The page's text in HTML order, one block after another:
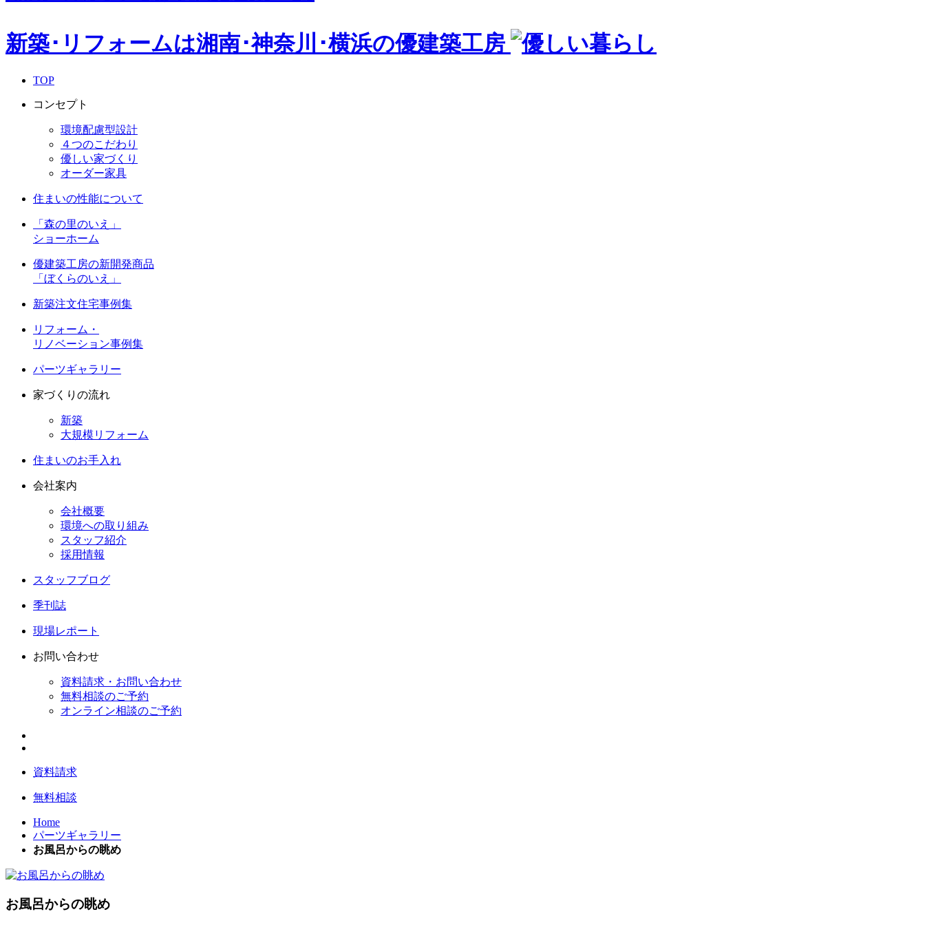
新築･リフォームは湘南･神奈川･横浜の優建築工房
TOP
コンセプト
環境配慮型設計
４つのこだわり
優しい家づくり
オーダー家具
住まいの性能について
「森の里のいえ」
ショーホーム
優建築工房の新開発商品
「ぼくらのいえ」
新築注文住宅事例集
リフォーム・
リノベーション事例集
パーツギャラリー
家づくりの流れ
新築
大規模リフォーム
住まいのお手入れ
会社案内
会社概要
環境への取り組み
スタッフ紹介
採用情報
スタッフブログ
季刊誌
現場レポート
お問い合わせ
資料請求・お問い合わせ
無料相談のご予約
オンライン相談のご予約
資料請求
無料相談
Home
パーツギャラリー
お風呂からの眺め
お風呂からの眺め